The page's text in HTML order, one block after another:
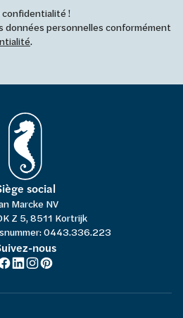
confidentialité !
données personnelles conformément
.
social
Marcke NV
Z 5, 8511 Kortrijk
0443.336.223
nous